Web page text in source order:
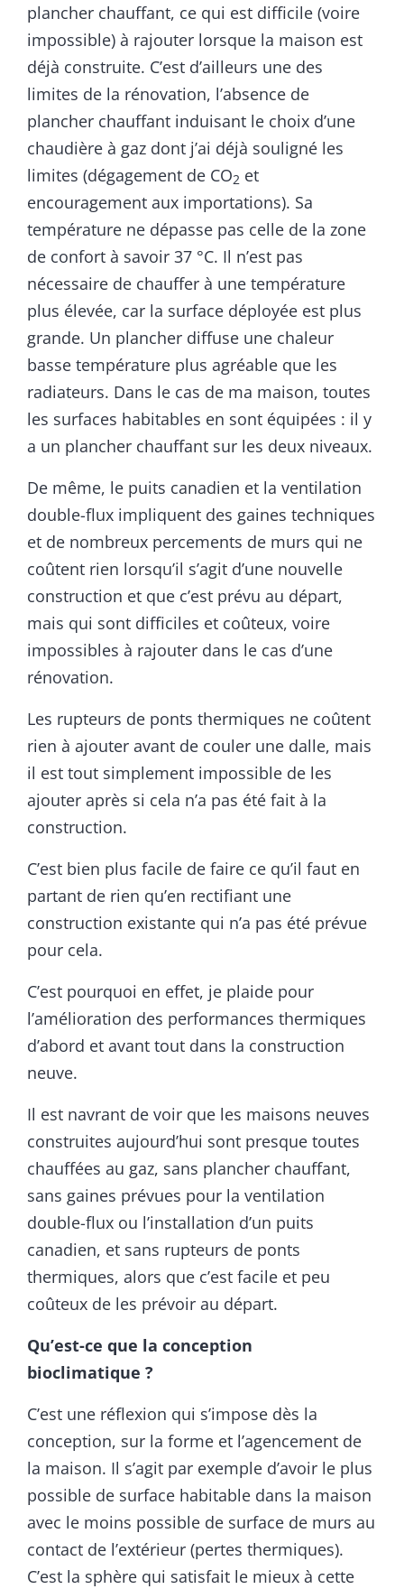
plancher chauffant, ce qui est difficile (voire
impossible) à rajouter lorsque la maison est
déjà construite. C’est d’ailleurs une des
limites de la rénovation, l’absence de
plancher chauffant induisant le choix d’une
chaudière à gaz dont j’ai déjà souligné les
limites (dégagement de CO2 et
encouragement aux importations). Sa
température ne dépasse pas celle de la zone
de confort à savoir 37 °C. Il n’est pas
nécessaire de chauffer à une température
plus élevée, car la surface déployée est plus
grande. Un plancher diffuse une chaleur
basse température plus agréable que les
radiateurs. Dans le cas de ma maison, toutes
les surfaces habitables en sont équipées : il y
a un plancher chauffant sur les deux niveaux.
De même, le puits canadien et la ventilation
double-flux impliquent des gaines techniques
et de nombreux percements de murs qui ne
coûtent rien lorsqu’il s’agit d’une nouvelle
construction et que c’est prévu au départ,
mais qui sont difficiles et coûteux, voire
impossibles à rajouter dans le cas d’une
rénovation.
Les rupteurs de ponts thermiques ne coûtent
rien à ajouter avant de couler une dalle, mais
il est tout simplement impossible de les
ajouter après si cela n’a pas été fait à la
construction.
C’est bien plus facile de faire ce qu’il faut en
partant de rien qu’en rectifiant une
construction existante qui n’a pas été prévue
pour cela.
C’est pourquoi en effet, je plaide pour
l’amélioration des performances thermiques
d’abord et avant tout dans la construction
neuve.
Il est navrant de voir que les maisons neuves
construites aujourd’hui sont presque toutes
chauffées au gaz, sans plancher chauffant,
sans gaines prévues pour la ventilation
double-flux ou l’installation d’un puits
canadien, et sans rupteurs de ponts
thermiques, alors que c’est facile et peu
coûteux de les prévoir au départ.
Qu’est-ce que la conception
bioclimatique ?
C’est une réflexion qui s’impose dès la
conception, sur la forme et l’agencement de
la maison. Il s’agit par exemple d’avoir le plus
possible de surface habitable dans la maison
avec le moins possible de surface de murs au
contact de l’extérieur (pertes thermiques).
C’est la sphère qui satisfait le mieux à cette